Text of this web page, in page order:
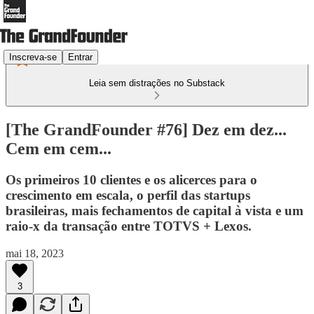
Inscreva-se Entrar
Leia sem distrações no Substack
[The GrandFounder #76] Dez em dez...
Cem em cem...
Os primeiros 10 clientes e os alicerces para o
crescimento em escala, o perfil das startups
brasileiras, mais fechamentos de capital à vista e um
raio-x da transação entre TOTVS + Lexos.
mai 18, 2023
3